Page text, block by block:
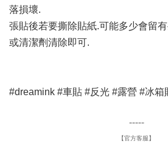
落損壞.
張貼後若要撕除貼紙.可能多少會留
或清潔劑清除即可.
#dreamink #車貼 #反光 #露營 #冰箱
-----
【官方客服】